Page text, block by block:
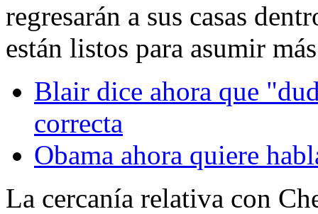
regresarán a sus casas
están listos para asumir
Blair dice ahora que
correcta
Obama ahora quiere
La cercanía relativa con